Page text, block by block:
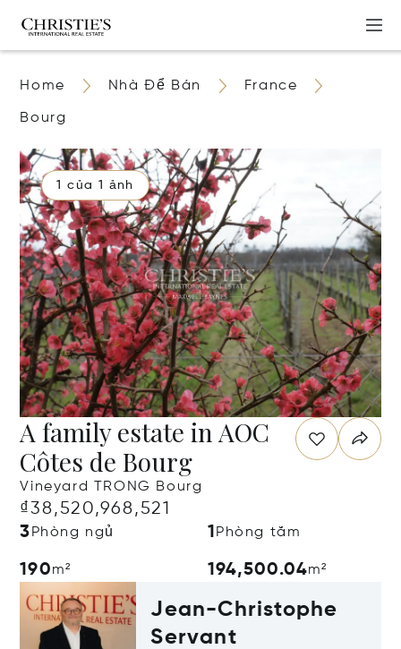
Home Nhà Để Bán France
Bourg
1 của 1 ảnh
A family estate in AOC
Côtes de Bourg
Vineyard TRONG Bourg
₫38,520,968,521
3 Phòng ngủ 1 Phòng tắm
190m² 194,500.04m²
Jean-Christophe
Servant